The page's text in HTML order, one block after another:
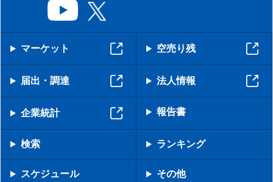
マーケット 空売り残
届出・調達 法人情報
企業統計 報告書
検索 ランキング
スケジュール その他